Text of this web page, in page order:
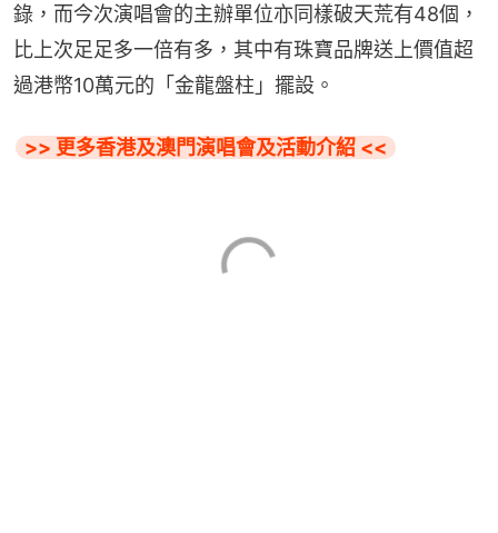
錄，而今次演唱會的主辦單位亦同樣破天荒有48個，
比上次足足多一倍有多，其中有珠寶品牌送上價值超
過港幣10萬元的「金龍盤柱」擺設。
>> 更多香港及澳門演唱會及活動介紹 <<